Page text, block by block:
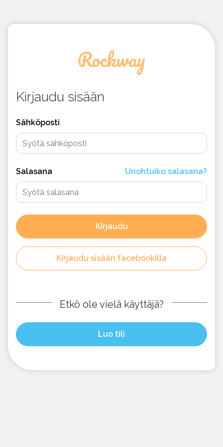
Kirjaudu sisään
Sähköposti
Salasana Unohtuiko salasana?
Kirjaudu
Kirjaudu sisään facebookilla
Etkö ole vielä käyttäjä?
Luo tili